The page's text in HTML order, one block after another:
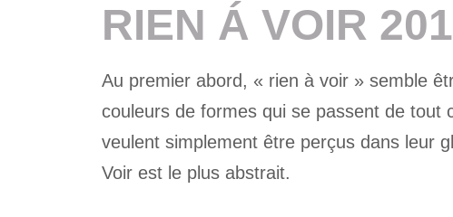
RIEN Á VOIR
Au premier abord, « rien à voir » semble
couleurs de formes qui se passent de tout
veulent simplement être perçus dans leur
Voir est le plus abstrait.